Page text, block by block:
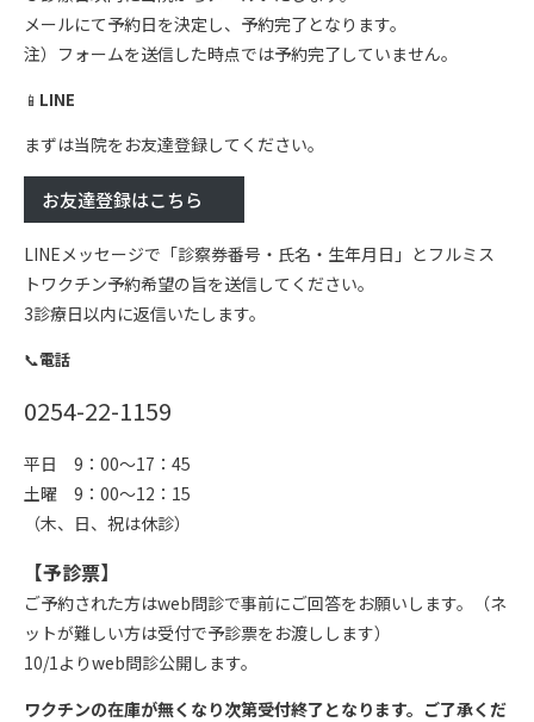
メールにて予約日を決定し、予約完了となります。
注）フォームを送信した時点では予約完了していません。
📱 LINE
まずは当院をお友達登録してください。
お友達登録はこちら
LINEメッセージで「診察券番号・氏名・生年月日」とフルミス
トワクチン予約希望の旨を送信してください。
3診療日以内に返信いたします。
📞電話
0254-22-1159
平日 9：00～17：45
土曜 9：00～12：15
（木、日、祝は休診）
【予診票】
ご予約された方はweb問診で事前にご回答をお願いします。（ネ
ットが難しい方は受付で予診票をお渡しします）
10/1よりweb問診公開します。
ワクチンの在庫が無くなり次第受付終了となります。ご了承くだ